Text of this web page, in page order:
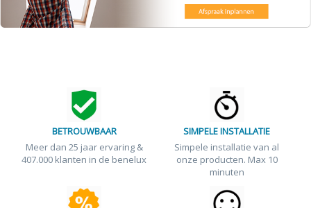
BETROUWBAAR
Meer dan 25 jaar ervaring &
407.000 klanten in de benelux
SIMPELE INSTALLATIE
Simpele installatie van al
onze producten. Max 10
minuten